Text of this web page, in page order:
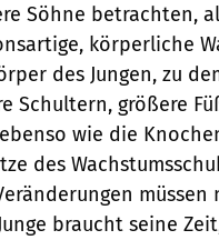
Söhne betrachten,
körperliche
des Jungen, zu
Schultern, größere
wie die
des
braucht seine